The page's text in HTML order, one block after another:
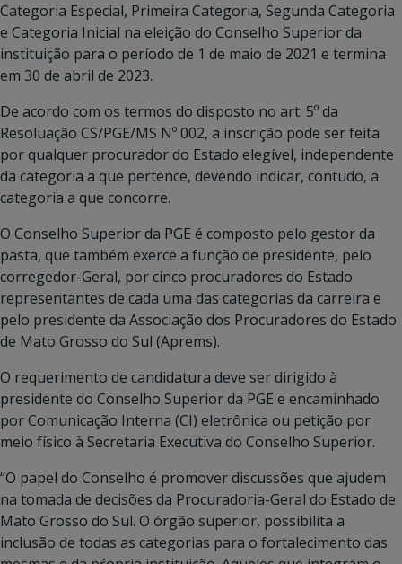
Categoria Especial, Primeira Categoria, Segunda Categoria
e Categoria Inicial na eleição do Conselho Superior da
instituição para o período de 1 de maio de 2021 e termina
em 30 de abril de 2023.
De acordo com os termos do disposto no art. 5º da
Resoluação CS/PGE/MS Nº 002, a inscrição pode ser feita
por qualquer procurador do Estado elegível, independente
da categoria a que pertence, devendo indicar, contudo, a
categoria a que concorre.
O Conselho Superior da PGE é composto pelo gestor da
pasta, que também exerce a função de presidente, pelo
corregedor-Geral, por cinco procuradores do Estado
representantes de cada uma das categorias da carreira e
pelo presidente da Associação dos Procuradores do Estado
de Mato Grosso do Sul (Aprems).
O requerimento de candidatura deve ser dirigido à
presidente do Conselho Superior da PGE e encaminhado
por Comunicação Interna (CI) eletrônica ou petição por
meio físico à Secretaria Executiva do Conselho Superior.
“O papel do Conselho é promover discussões que ajudem
na tomada de decisões da Procuradoria-Geral do Estado de
Mato Grosso do Sul. O órgão superior, possibilita a
inclusão de todas as categorias para o fortalecimento das